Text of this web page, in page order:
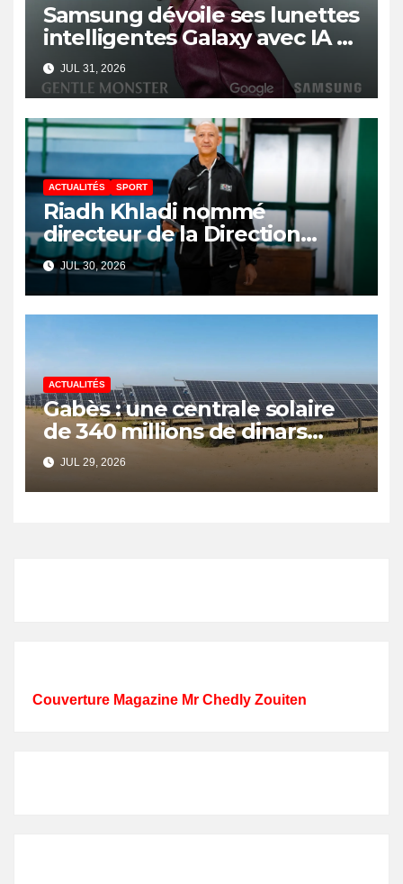
Samsung dévoile ses lunettes
intelligentes Galaxy avec IA et
Gemini
JUL 31, 2026
ACTUALITÉS SPORT
Riadh Khladi nommé
directeur de la Direction
Nationale de l’Arbitrage
JUL 30, 2026
ACTUALITÉS
Gabès : une centrale solaire
de 340 millions de dinars
pour renforcer la transition
énergétique et créer 400
emplois
JUL 29, 2026
Couverture Magazine Mr Chedly Zouiten